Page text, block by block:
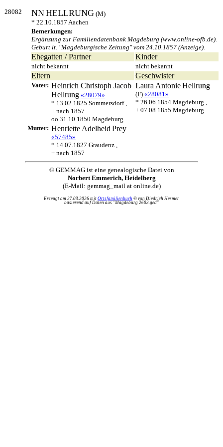
28082 NNHELLRUNG (M)
* 22.10.1857 Aachen
Bemerkungen:
Ergänzung zur Familiendatenbank Magdeburg (www.online-ofb.de).
Geburt lt. "Magdeburgische Zeitung" vom 24.10.1857 (Anzeige).
Ehegatten / Partner Kinder
nicht bekannt nicht bekannt
Eltern Geschwister
Vater: Heinrich Christoph Jacob
Hellrung «28079»
* 13.02.1825 Sommersdorf ,
+ nach 1857
oo 31.10.1850 Magdeburg
Laura AntonieHellrung
(F) «28081»
* 26.06.1854 Magdeburg ,
+ 07.08.1855 Magdeburg
Mutter: Henriette Adelheid Prey
«57485»
* 14.07.1827 Graudenz ,
+ nach 1857
© GEMMAG ist eine genealogische Datei von
Norbert Emmerich, Heidelberg
(E-Mail: gemmag_mail at online.de)
Erzeugt am 27.03.2026 mit Ortsfamilienbuch © von Diedrich Hesmer
basierend auf Daten aus "Magdeburg 2603.ged"